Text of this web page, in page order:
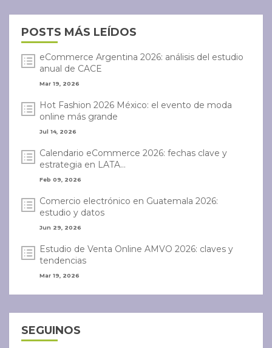
POSTS MÁS LEÍDOS
eCommerce Argentina 2026: análisis del estudio
anual de CACE
Mar 19, 2026
Hot Fashion 2026 México: el evento de moda
online más grande
Jul 14, 2026
Calendario eCommerce 2026: fechas clave y
estrategia en LATA...
Feb 09, 2026
Comercio electrónico en Guatemala 2026:
estudio y datos
Jun 29, 2026
Estudio de Venta Online AMVO 2026: claves y
tendencias
Mar 19, 2026
SEGUINOS